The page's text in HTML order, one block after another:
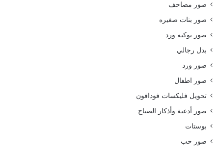
صور مصاحف
صور بنات صغيره
صور بوكيه ورد
بدل رجالي
صور ورد
صور اطفال
تحويل فليكسات فودافون
صور أدعية وأذكار الصباح
بوستات
صور حب